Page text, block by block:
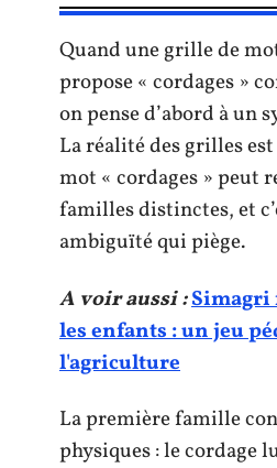
Quand une grille de
propose « cordages »
on pense d’abord à un
La réalité des grilles
mot « cordages » peut
familles distinctes, et
ambiguïté qui piège.
A voir aussi :Simagri
les enfants : un jeu
l'agriculture
La première famille
physiques : le cordage